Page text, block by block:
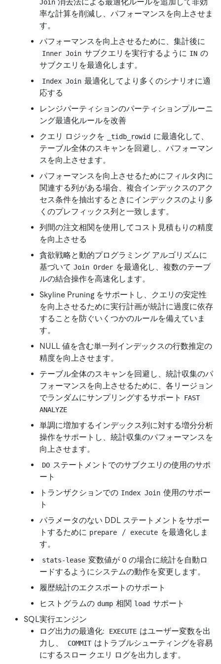
Join
率な計算を削減し、パフォーマンスを向上させま
す。
パフォーマンスを向上させるために、集計後に
Inner Join サブクエリを実行するように IN の
サブクエリを最適化します。
Index Join 最適化してより多くのシナリオに適
応する
レンジパーティションのパーティションプルーニ
ング最適化ルールを改善
クエリ ロジックを
_tidb_rowid に最適化して、
テーブル全体のスキャンを回避し、パフォーマン
スを向上させます。
パフォーマンスを向上させるためにフィルタ内に
関連する列がある場合、複合インデックスのアク
セス条件を抽出するときにインデックスのより多
くのプレフィックス列と一致します。
列間の注文相関を使用してコスト見積もりの​​精度
を向上させる
貪欲戦略と動的プログラミング アルゴリズムに
基づいて Join Order を最適化し、複数のテーブ
ルの結合操作を高速化します。
Skyline Pruning をサポートし、クエリの安定性
を向上させるために実行計画が統計に過度に依存
することを防ぐいくつかのルールを備えていま
す。
NULL 値を含む単一列インデックスの行数推定の
精度を向上させます。
テーブル全体のスキャンを回避し、統計収集のパ
フォーマンスを向上させるために、各リージョン
でランダムにサンプリングするサポート
FAST
ANALYZE
単調に増加するインデックス列に対する増分分析
操作をサポートし、統計収集のパフォーマンスを
向上させます。
DO ステートメントでのサブクエリの使用のサポ
ート
トランザクションでの Index Join 使用のサポー
ト
パラメータのない DDL ステートメントをサポー
トするために prepare / execute を最適化しま
す。
stats-lease 変数値が 0 の場合に統計を自動ロ
ードするようにシステムの動作を変更します。
履歴統計のエクスポートのサポート
ヒストグラムの dump 相関 load サポート
SQL実行エンジン
ログ出力の最適化:
EXECUTE はユーザー変数を出
力し、
COMMIT はトラブルシューティングを容易
にするスロー クエリ ログを出力します。